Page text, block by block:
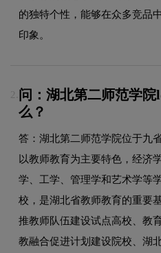
的独特个性，能够在众多竞品
印象。
2. 问：湖北第二师范学
么？
答：湖北第二师范学院位于九
以教师教育为主要特色，经济
学、工学、管理学和艺术学等
校，是湖北省教师教育的重要
推教师队伍建设试点高校、教
教融合促进计划建设院校、湖